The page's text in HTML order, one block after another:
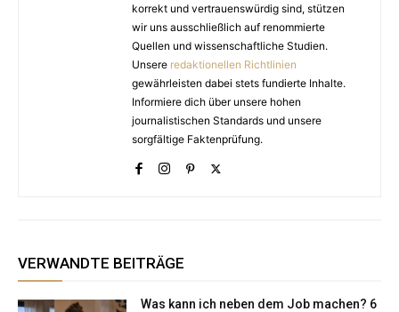
korrekt und vertrauenswürdig sind, stützen
wir uns ausschließlich auf renommierte
Quellen und wissenschaftliche Studien.
Unsere redaktionellen Richtlinien
gewährleisten dabei stets fundierte Inhalte.
Informiere dich über unsere hohen
journalistischen Standards und unsere
sorgfältige Faktenprüfung.
VERWANDTE BEITRÄGE
Was kann ich neben dem Job machen? 6